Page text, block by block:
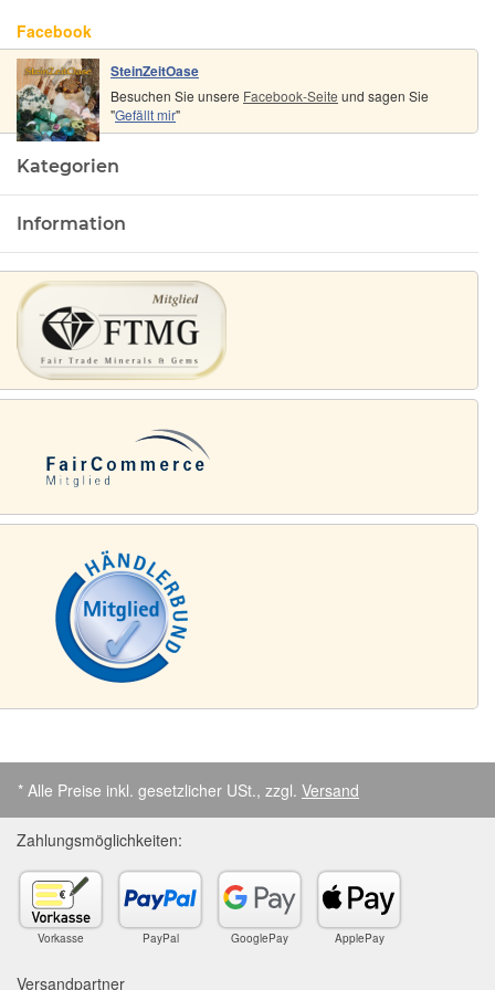
Facebook
SteinZeitOase
Besuchen Sie unsere Facebook-Seite und sagen Sie
"Gefällt mir"
Kategorien
Information
* Alle Preise inkl. gesetzlicher USt., zzgl. Versand
Zahlungsmöglichkeiten:
Vorkasse PayPal GooglePay ApplePay
Versandpartner